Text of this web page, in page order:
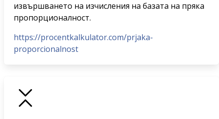
извършването на изчисления на базата на пряка
пропорционалност.
https://procentkalkulator.com/prjaka-
proporcionalnost